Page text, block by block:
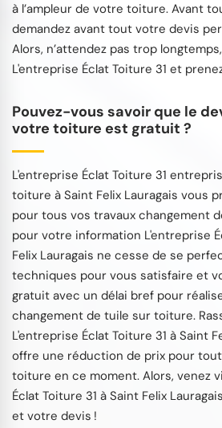
à l’ampleur de votre toiture. Avant
demandez avant tout votre devis
Alors, n’attendez pas trop
L'entreprise Éclat Toiture 31 et
Pouvez-vous savoir que le
votre toiture est gratuit ?
L'entreprise Éclat Toiture 31
toiture à Saint Felix Lauragais vous
pour tous vos travaux changement
pour votre information L'entreprise
Felix Lauragais ne cesse de se
techniques pour vous satisfaire et
gratuit avec un délai bref pour
changement de tuile sur toiture.
L'entreprise Éclat Toiture 31 à Saint
offre une réduction de prix pour
toiture en ce moment. Alors, venez
Éclat Toiture 31 à Saint Felix
et votre devis !